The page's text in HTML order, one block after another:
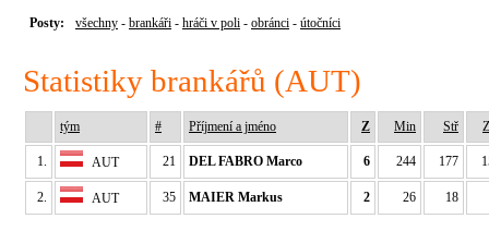
Posty: všechny - brankáři - hráči v poli - obránci - útočníci
Statistiky brankářů (AUT)
tým # Příjmení a jméno Z Min Stř
1. AUT 21 DEL FABRO Marco 6 244 177
2. AUT 35 MAIER Markus 2 26 18